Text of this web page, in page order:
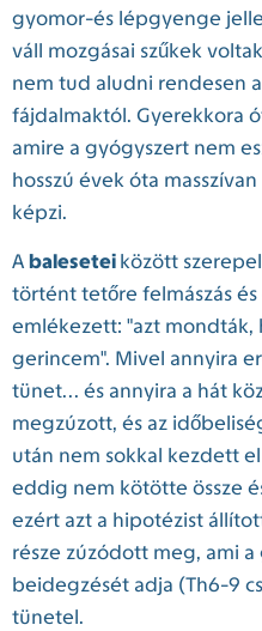
gyomor-és lépgyenge
váll mozgásai szűkek
nem tud aludni rendesen
fájdalmaktól. Gyerekkora
amire a gyógyszert nem
hosszú évek óta
képzi.
A balesetei között
történt tetőre felmászás
emlékezett: "azt
gerincem". Mivel annyira
tünet... és annyira a hát
megzúzott, és az
után nem sokkal kezdett
eddig nem kötötte össze
ezért azt a hipotézist
része zúzódott meg, ami
beidegzését adja (Th6-9
tünetel.